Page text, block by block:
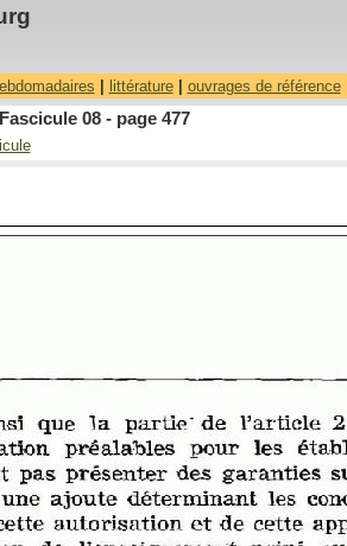
littérature| ouvrages de référence|
08 - page 477